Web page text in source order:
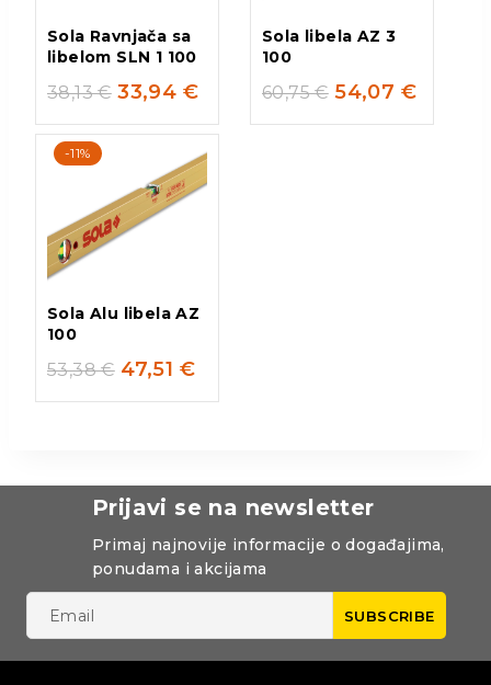
Sola Ravnjača sa
libelom SLN 1 100
38,13€ 33,94 €
Sola libela AZ 3
100
60,75€ 54,07 €
-11%
Sola Alu libela AZ
100
53,38€ 47,51 €
Prijavi se na newsletter
Primaj najnovije informacije o događajima,
ponudama i akcijama